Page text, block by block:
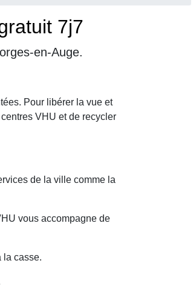
7j7
en-Auge.
Pour libérer la vue et
VHU et de recycler
de la ville comme la
vous accompagne de
la casse.